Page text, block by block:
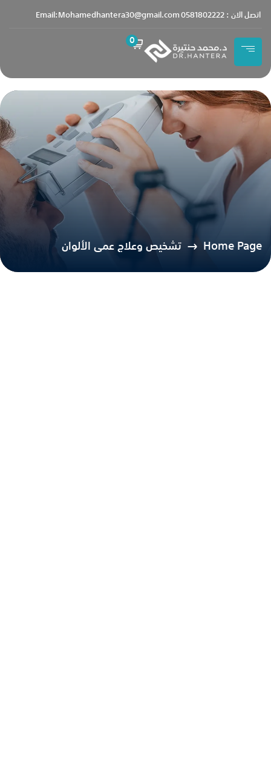
اتصل الان : 0581802222 Email:Mohamedhantera30@gmail.com
0
Home Page تشخيص وعلاج عمى الألوان